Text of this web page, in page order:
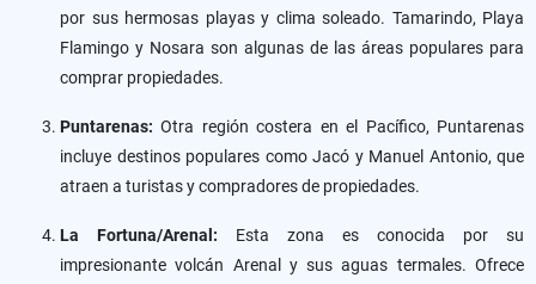
por sus hermosas playas y clima soleado. Tamarindo, Playa
Flamingo y Nosara son algunas de las áreas populares para
comprar propiedades.
Puntarenas: Otra región costera en el Pacífico, Puntarenas
incluye destinos populares como Jacó y Manuel Antonio, que
atraen a turistas y compradores de propiedades.
La Fortuna/Arenal: Esta zona es conocida por su
impresionante volcán Arenal y sus aguas termales. Ofrece